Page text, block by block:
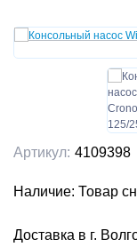
Артикул: 4109398
Наличие: Товар
Доставка в г.